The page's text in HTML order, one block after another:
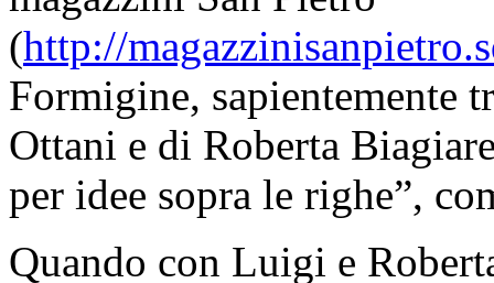
(http://
Formigine, sapientemente
Ottani e di Roberta
per idee sopra le righe”,
Quando con Luigi e